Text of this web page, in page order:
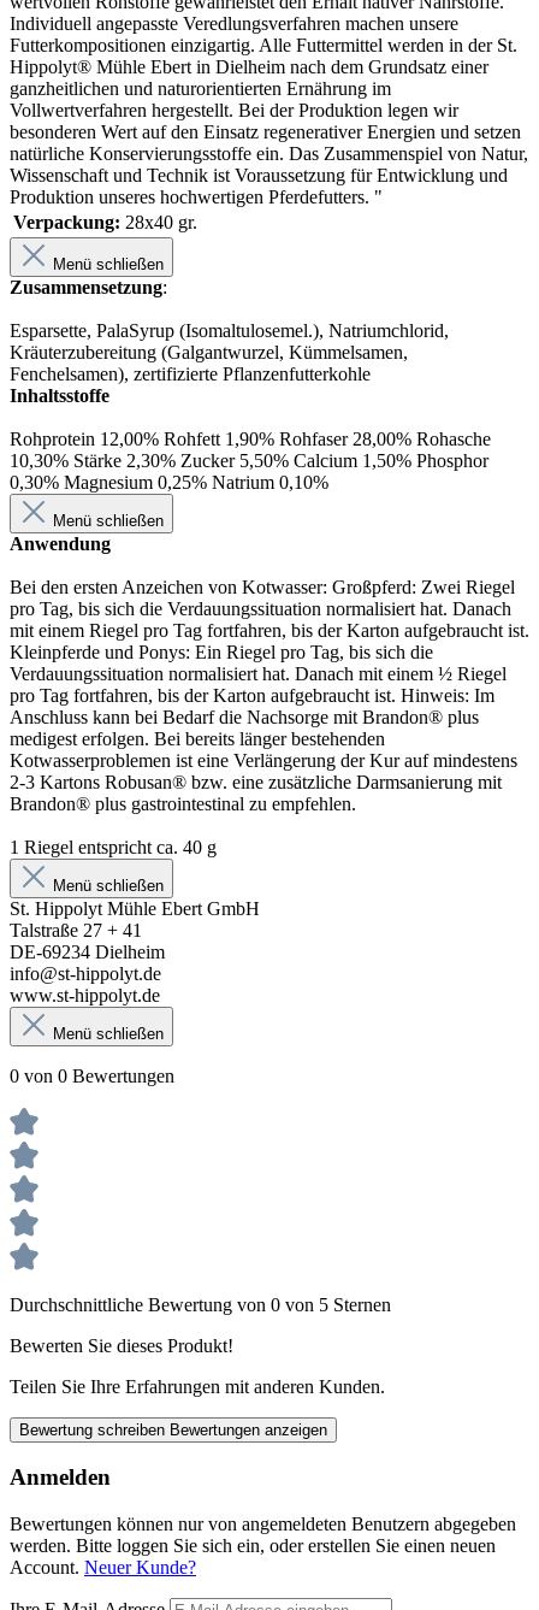
Individuell angepasste Veredlungsverfahren machen unsere
Futterkompositionen einzigartig. Alle Futtermittel werden in der St.
Hippolyt® Mühle Ebert in Dielheim nach dem Grundsatz einer
ganzheitlichen und naturorientierten Ernährung im
Vollwertverfahren hergestellt. Bei der Produktion legen wir
besonderen Wert auf den Einsatz regenerativer Energien und setzen
natürliche Konservierungsstoffe ein. Das Zusammenspiel von Natur,
Wissenschaft und Technik ist Voraussetzung für Entwicklung und
Produktion unseres hochwertigen Pferdefutters. "
Verpackung: 28x40 gr.
Menü schließen
Zusammensetzung:
Esparsette, PalaSyrup (Isomaltulosemel.), Natriumchlorid,
Kräuterzubereitung (Galgantwurzel, Kümmelsamen,
Fenchelsamen), zertifizierte Pflanzenfutterkohle
Inhaltsstoffe
Rohprotein 12,00% Rohfett 1,90% Rohfaser 28,00% Rohasche
10,30% Stärke 2,30% Zucker 5,50% Calcium 1,50% Phosphor
0,30% Magnesium 0,25% Natrium 0,10%
Menü schließen
Anwendung
Bei den ersten Anzeichen von Kotwasser: Großpferd: Zwei Riegel
pro Tag, bis sich die Verdauungssituation normalisiert hat. Danach
mit einem Riegel pro Tag fortfahren, bis der Karton aufgebraucht ist.
Kleinpferde und Ponys: Ein Riegel pro Tag, bis sich die
Verdauungssituation normalisiert hat. Danach mit einem ½ Riegel
pro Tag fortfahren, bis der Karton aufgebraucht ist. Hinweis: Im
Anschluss kann bei Bedarf die Nachsorge mit Brandon® plus
medigest erfolgen. Bei bereits länger bestehenden
Kotwasserproblemen ist eine Verlängerung der Kur auf mindestens
2-3 Kartons Robusan® bzw. eine zusätzliche Darmsanierung mit
Brandon® plus gastrointestinal zu empfehlen.
1 Riegel entspricht ca. 40 g
Menü schließen
St. Hippolyt Mühle Ebert GmbH
Talstraße 27 + 41
DE-69234 Dielheim
info@st-hippolyt.de
www.st-hippolyt.de
Menü schließen
0 von 0 Bewertungen
Durchschnittliche Bewertung von 0 von 5 Sternen
Bewerten Sie dieses Produkt!
Teilen Sie Ihre Erfahrungen mit anderen Kunden.
Bewertung schreiben Bewertungen anzeigen
Anmelden
Bewertungen können nur von angemeldeten Benutzern abgegeben
werden. Bitte loggen Sie sich ein, oder erstellen Sie einen neuen
Account. Neuer Kunde?